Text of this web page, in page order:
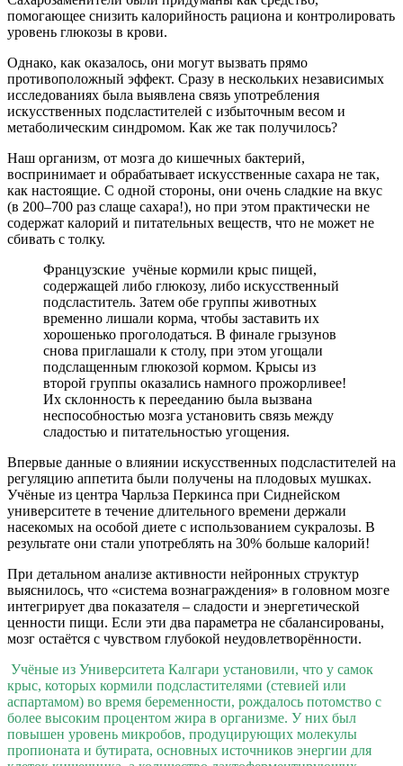
помогающее снизить калорийность рациона и контролировать
уровень глюкозы в крови.
Однако, как оказалось, они могут вызвать прямо
противоположный эффект. Сразу в нескольких независимых
исследованиях была выявлена связь употребления
искусственных подсластителей с избыточным весом и
метаболическим синдромом. Как же так получилось?
Наш организм, от мозга до кишечных бактерий,
воспринимает и обрабатывает искусственные сахара не так,
как настоящие. С одной стороны, они очень сладкие на вкус
(в 200–700 раз слаще сахара!), но при этом практически не
содержат калорий и питательных веществ, что не может не
сбивать с толку.
Французские учёные кормили крыс пищей,
содержащей либо глюкозу, либо искусственный
подсластитель. Затем обе группы животных
временно лишали корма, чтобы заставить их
хорошенько проголодаться. В финале грызунов
снова приглашали к столу, при этом угощали
подслащенным глюкозой кормом. Крысы из
второй группы оказались намного прожорливее!
Их склонность к перееданию была вызвана
неспособностью мозга установить связь между
сладостью и питательностью угощения.
Впервые данные о влиянии искусственных подсластителей на
регуляцию аппетита были получены на плодовых мушках.
Учёные из центра Чарльза Перкинса при Сиднейском
университете в течение длительного времени держали
насекомых на особой диете с использованием сукралозы. В
результате они стали употреблять на 30% больше калорий!
При детальном анализе активности нейронных структур
выяснилось, что «система вознаграждения» в головном мозге
интегрирует два показателя – сладости и энергетической
ценности пищи. Если эти два параметра не сбалансированы,
мозг остаётся с чувством глубокой неудовлетворённости.
Учёные из Университета Калгари установили, что у самок
крыс, которых кормили подсластителями (стевией или
аспартамом) во время беременности, рождалось потомство с
более высоким процентом жира в организме. У них был
повышен уровень микробов, продуцирующих молекулы
пропионата и бутирата, основных источников энергии для